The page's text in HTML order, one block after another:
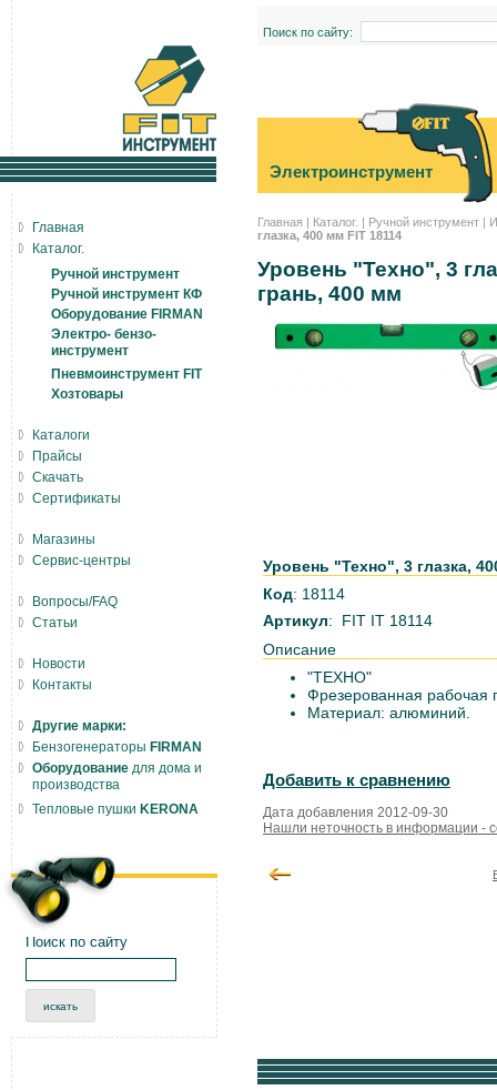
Поиск по сайту:
Электроинструмент
Главная | Каталог. | Ручной инструмент |
глазка, 400 мм FIT 18114
Уровень "Техно", 3
грань, 400 мм
Уровень "Техно", 3 глазка,
Код: 18114
Артикул: FIT IT 18114
Описание
"ТЕХНО"
Фрезерованная рабочая
Материал: алюминий.
Добавить к сравнению
Дата добавления 2012-09-30
Нашли неточность в информации -
Главная
Каталог.
Ручной инструмент
Ручной инструмент КФ
Оборудование FIRMAN
Электро- бензо-
инструмент
Пневмоинструмент FIT
Хозтовары
Каталоги
Прайсы
Скачать
Сертификаты
Магазины
Сервис-центры
Вопросы/FAQ
Статьи
Новости
Контакты
Другие марки:
Бензогенераторы FIRMAN
Оборудование для дома и
производства
Тепловые пушки KERONA
Поиск по сайту